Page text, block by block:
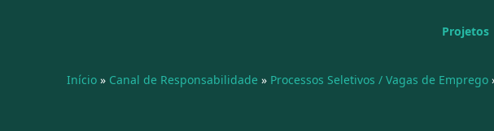
Projetos
Início » Canal de Responsabilidade » Processos Seletivos / Vagas de Emprego